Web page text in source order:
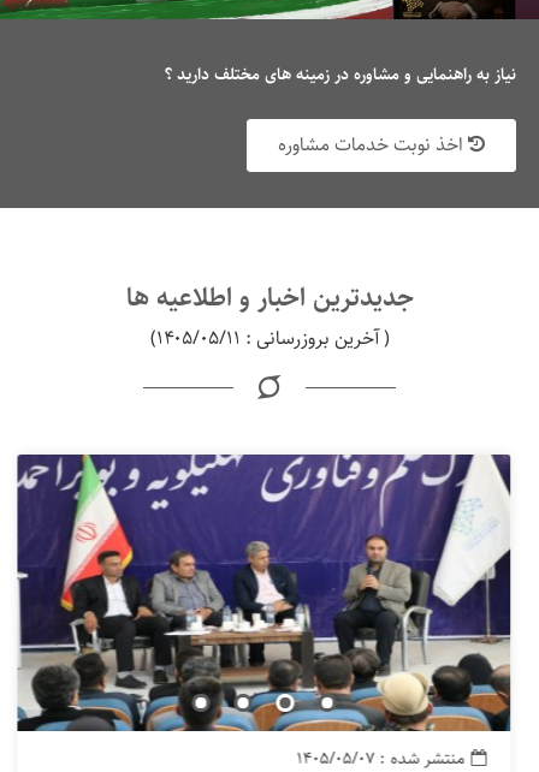
نیاز به راهنمایی و مشاوره در زمینه های مختلف دارید ؟
اخذ نوبت خدمات مشاوره
جدیدترین اخبار و اطلاعیه ها
( آخرین بروزرسانی : ۱۴۰۵/۰۵/۱۱)
منتشر شده : ۱۴۰۵/۰۵/۰۷